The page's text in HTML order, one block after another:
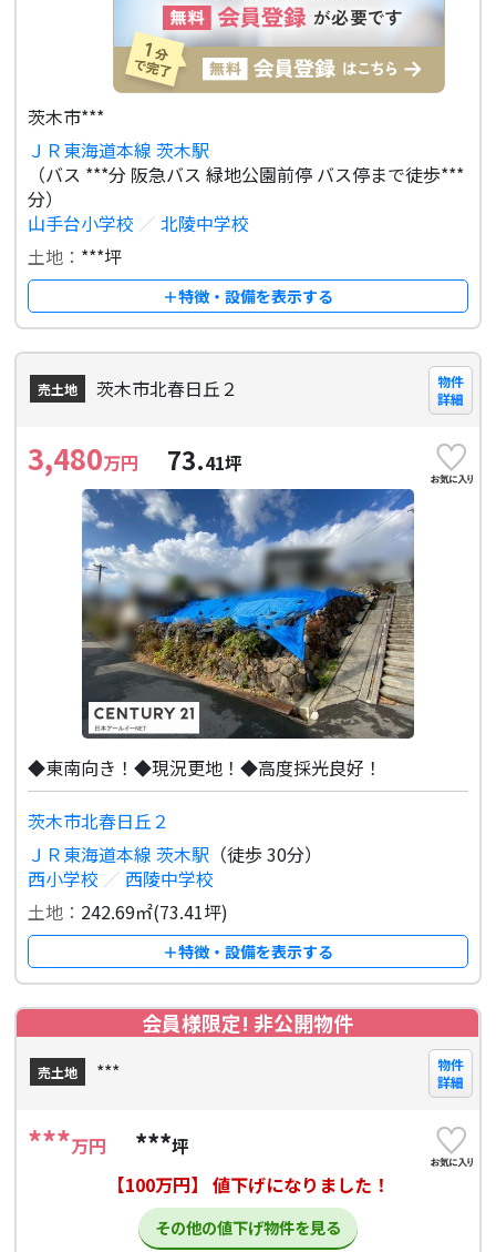
茨木市***
ＪＲ東海道本線 茨木駅
（バス ***分 阪急バス 緑地公園前停 バス停まで徒歩***
分）
山手台小学校 ／ 北陵中学校
土地： ***坪
＋特徴・設備を表示する
売土地 茨木市北春日丘２
物件
詳細
3,480万円 73.41坪
◆東南向き！◆現況更地！◆高度採光良好！
茨木市北春日丘２
ＪＲ東海道本線 茨木駅 （徒歩 30分）
西小学校 ／ 西陵中学校
土地： 242.69㎡(73.41坪)
＋特徴・設備を表示する
会員様限定! 非公開物件
売土地 ***
物件
詳細
***万円 ***坪
【100万円】 値下げになりました！
その他の値下げ物件を見る